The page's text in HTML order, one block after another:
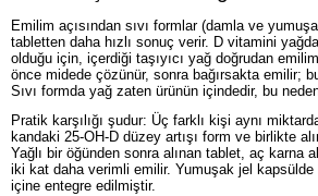
Emilim açısından sıvı formlar (damla ve
tabletten daha hızlı sonuç verir. D vitamini
olduğu için, içerdiği taşıyıcı yağ doğrudan
önce midede çözünür, sonra bağırsakta emilir;
Sıvı formda yağ zaten ürünün içindedir, bu
Pratik karşılığı şudur: Üç farklı kişi aynı
kandaki 25-OH-D düzey artışı form ve birlikte
Yağlı bir öğünden sonra alınan tablet, aç karna
iki kat daha verimli emilir. Yumuşak jel
içine entegre edilmiştir.